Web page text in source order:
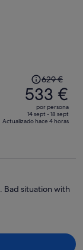
El
precio
era
de
629 €,
por
629 €
533 €
por persona
14 sept - 18 sept
Actualizado hace 4 horas